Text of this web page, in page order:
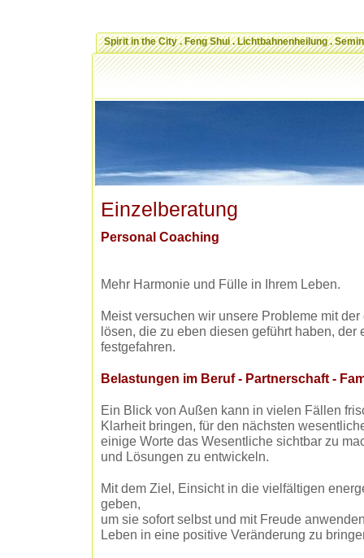
Spirit in the City . Feng Shui . Lichtbahnenheilung .
Einzelberatung
Personal Coaching
Mehr Harmonie und Fülle in Ihrem Leben.
Meist versuchen wir unsere Probleme mit
lösen, die zu eben diesen geführt haben, der
festgefahren.
Belastungen im Beruf - Partnerschaft -
Ein Blick von Außen kann in vielen Fällen
Klarheit bringen, für den nächsten
einige Worte das Wesentliche sichtbar zu
und Lösungen zu entwickeln.
Mit dem Ziel, Einsicht in die vielfältigen
geben,
um sie sofort selbst und mit Freude
Leben in eine positive Veränderung zu